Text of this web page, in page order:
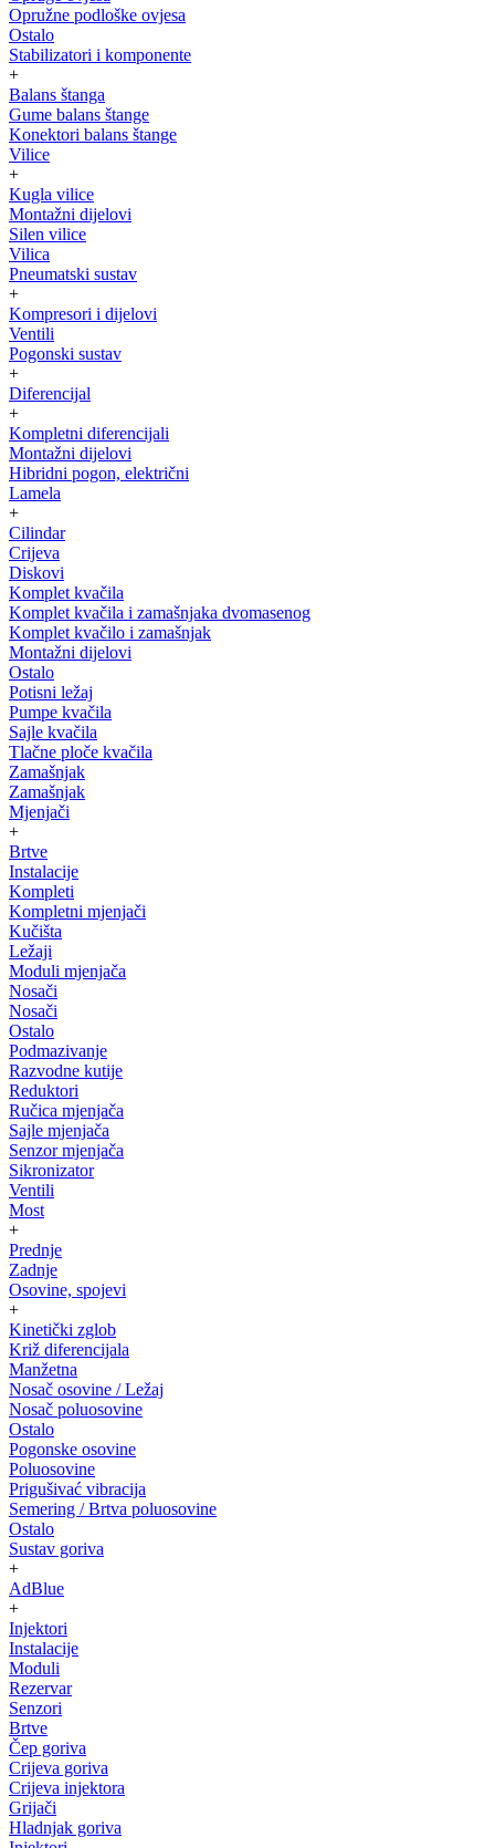
Opružne podloške ovjesa
Ostalo
Stabilizatori i komponente
+
Balans štanga
Gume balans štange
Konektori balans štange
Vilice
+
Kugla vilice
Montažni dijelovi
Silen vilice
Vilica
Pneumatski sustav
+
Kompresori i dijelovi
Ventili
Pogonski sustav
+
Diferencijal
+
Kompletni diferencijali
Montažni dijelovi
Hibridni pogon, električni
Lamela
+
Cilindar
Crijeva
Diskovi
Komplet kvačila
Komplet kvačila i zamašnjaka dvomasenog
Komplet kvačilo i zamašnjak
Montažni dijelovi
Ostalo
Potisni ležaj
Pumpe kvačila
Sajle kvačila
Tlačne ploče kvačila
Zamašnjak
Zamašnjak
Mjenjači
+
Brtve
Instalacije
Kompleti
Kompletni mjenjači
Kučišta
Ležaji
Moduli mjenjača
Nosači
Nosači
Ostalo
Podmazivanje
Razvodne kutije
Reduktori
Ručica mjenjača
Sajle mjenjača
Senzor mjenjača
Sikronizator
Ventili
Most
+
Prednje
Zadnje
Osovine, spojevi
+
Kinetički zglob
Križ diferencijala
Manžetna
Nosač osovine / Ležaj
Nosač poluosovine
Ostalo
Pogonske osovine
Poluosovine
Prigušivać vibracija
Semering / Brtva poluosovine
Ostalo
Sustav goriva
+
AdBlue
+
Injektori
Instalacije
Moduli
Rezervar
Senzori
Brtve
Čep goriva
Crijeva goriva
Crijeva injektora
Grijači
Hladnjak goriva